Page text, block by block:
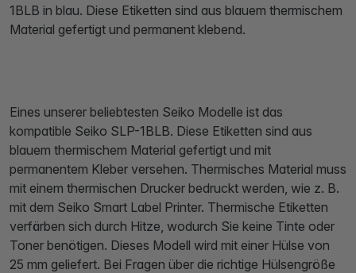
1BLB in blau. Diese Etiketten sind aus blauem thermischem
Material gefertigt und permanent klebend.
Eines unserer beliebtesten Seiko Modelle ist das
kompatible Seiko SLP-1BLB. Diese Etiketten sind aus
blauem thermischem Material gefertigt und mit
permanentem Kleber versehen. Thermisches Material muss
mit einem thermischen Drucker bedruckt werden, wie z. B.
mit dem Seiko Smart Label Printer. Thermische Etiketten
verfärben sich durch Hitze, wodurch Sie keine Tinte oder
Toner benötigen. Dieses Modell wird mit einer Hülse von
25 mm geliefert. Bei Fragen über die richtige Hülsengröße